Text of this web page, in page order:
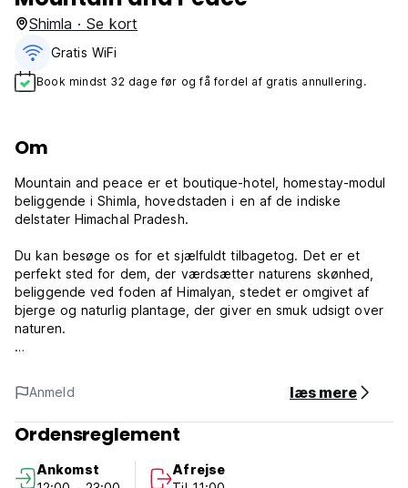
Shimla · Se kort
Gratis WiFi
Book mindst 32 dage før og få fordel af gratis annullering.
Om
Mountain and peace er et boutique-hotel, homestay-modul
beliggende i Shimla, hovedstaden i en af ​​de indiske
delstater Himachal Pradesh.
Du kan besøge os for et sjælfuldt tilbagetog. Det er et
perfekt sted for dem, der værdsætter naturens skønhed,
beliggende ved foden af ​​Himalyan, stedet er omgivet af
bjerge og naturlig plantage, der giver en smuk udsigt over
naturen.
nyde værtsfamiliens gæstfrihed og slappe af på mange
andre måder. Efter at have forladt mængden og tumulten
langt bagefter, nyder du lyksaligheden og ensomheden
omkring dig.
Skriger dine lunger desperat efter lidt frisk luft? Du vil finde
Anmeld læs mere
Ordensreglement
Ankomst
Afrejse